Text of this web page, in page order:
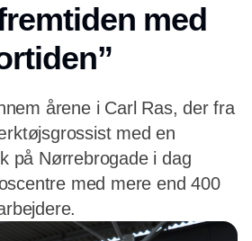
med
årene i Carl Ras, der fra
med en
på Nørrebrogade i dag
med mere end 400